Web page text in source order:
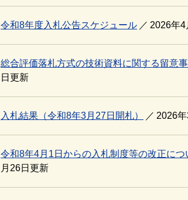
令和8年度入札公告スケジュール 2026年
総合評価落札方式の技術資料に関する留意
日更新
入札結果（令和8年3月27日開札） 2026
令和8年4月1日からの入札制度等の改正につ
月26日更新